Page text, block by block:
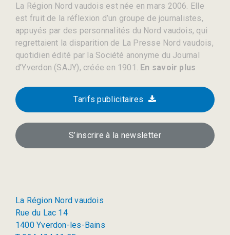
La Région Nord vaudois est née en mars 2006. Elle
est fruit de la réflexion d’un groupe de journalistes,
appuyés par des personnalités du Nord vaudois, qui
regrettaient la disparition de La Presse Nord vaudois,
quotidien édité par la Société anonyme du Journal
d’Yverdon (SAJY), créée en 1901. En savoir plus
Tarifs publicitaires
S’inscrire à la newsletter
La Région Nord vaudois
Rue du Lac 14
1400 Yverdon-les-Bains